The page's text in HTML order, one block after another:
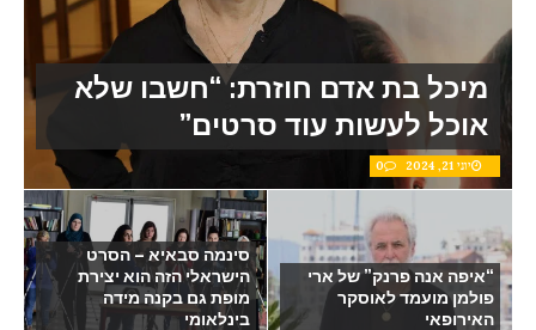
מיכל בת אדם חוזרת: “חשבו שלא
אוכל לעשות עוד סרטים”
יוני 21, 2024 0
סינמה סבאיא – הסרט
הישראלי הזה הוא יצירת
מופת גם בקנה מידה
בינלאומי
“איפה אנה פרנק” של ארי
פולמן מועמד לאוסקר
האירופאי